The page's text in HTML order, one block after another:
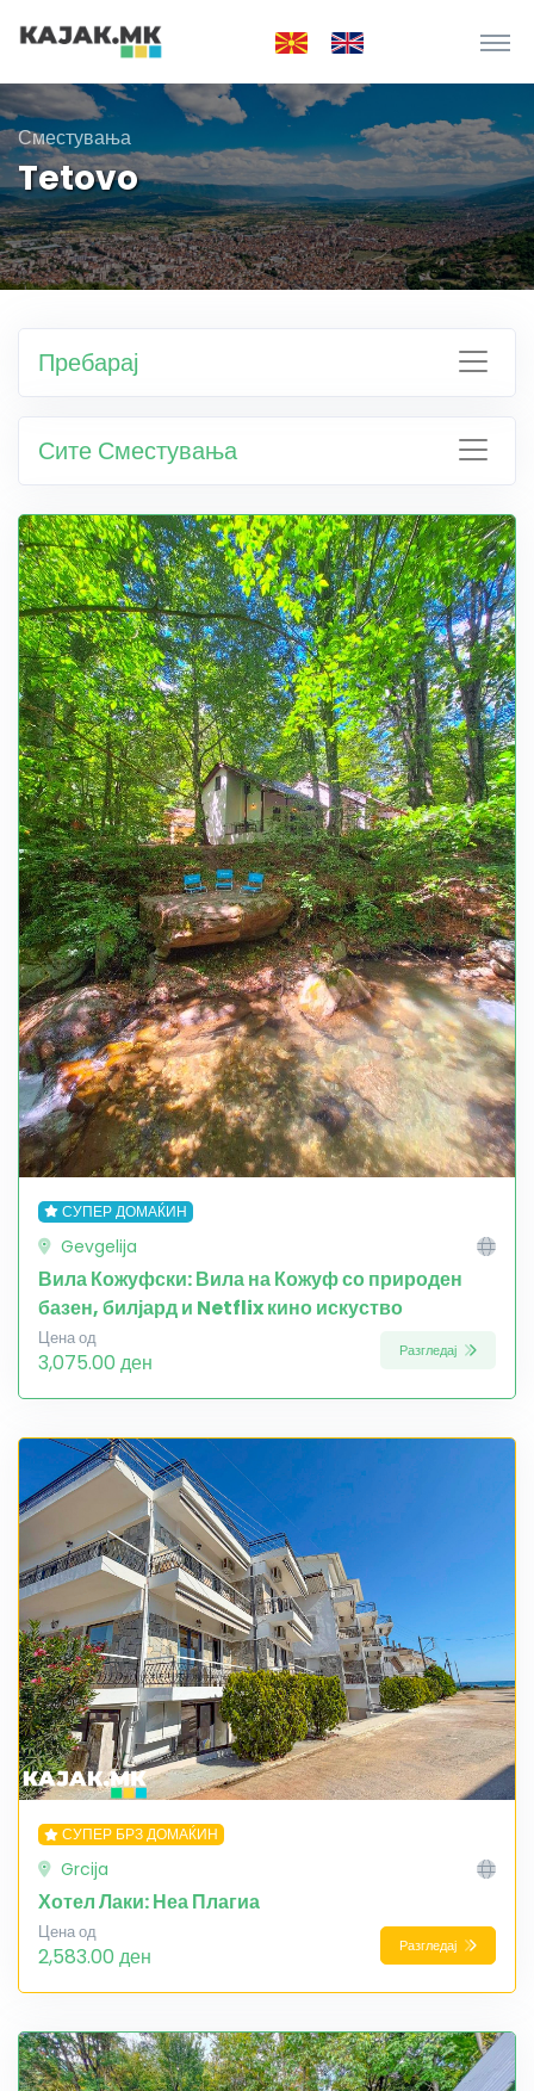
Сместувања
Tetovo
Пребарај
Сите Сместувања
СУПЕР ДОМАЌИН
Gevgelija
Вила Кожуфски: Вила на Кожуф со природен
базен, билјард и Netflix кино искуство
Цена од
3,075.00 ден Разгледај
СУПЕР БРЗ ДОМАЌИН
Grcija
Хотел Лаки: Неа Плагиа
Цена од
2,583.00 ден Разгледај